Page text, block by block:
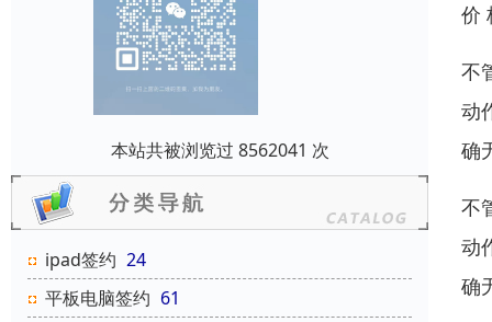
本站共被浏览过 8562041 次
ipad签约 24
平板电脑签约 61
价
不
动
确
不
动
确